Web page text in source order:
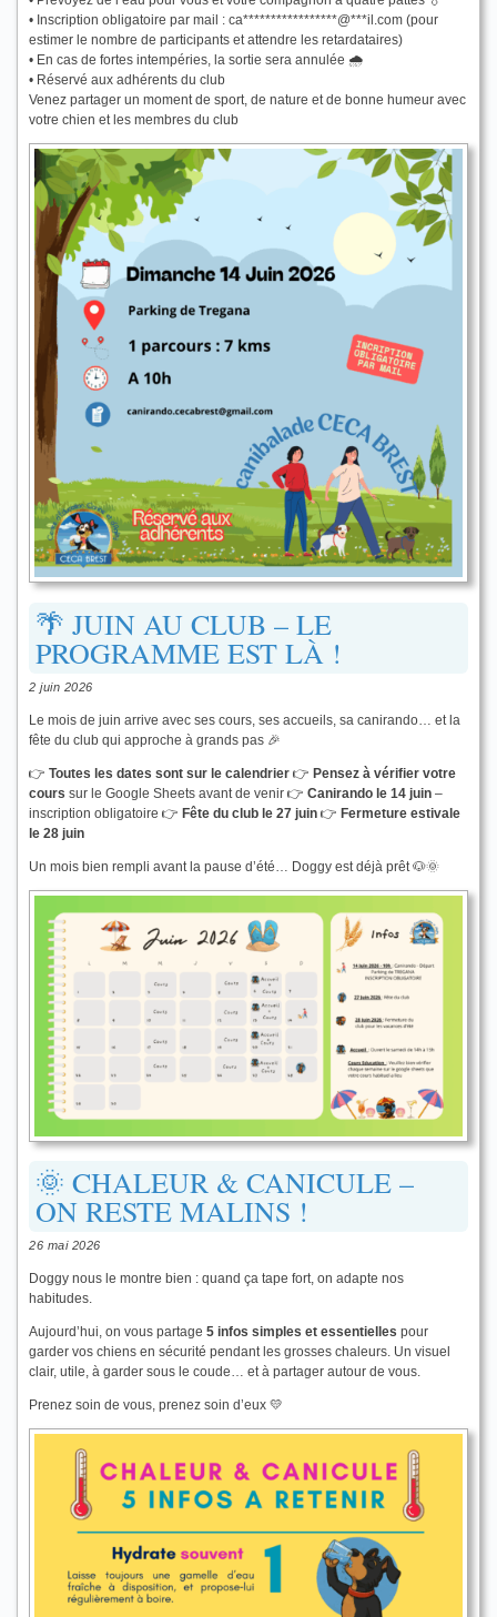
• Inscription obligatoire par mail : ca*****************@***il.com (pour
estimer le nombre de participants et attendre les retardataires)
• En cas de fortes intempéries, la sortie sera annulée 🌧️
• Réservé aux adhérents du club
Venez partager un moment de sport, de nature et de bonne humeur avec
votre chien et les membres du club
🌴 JUIN AU CLUB – LE
PROGRAMME EST LÀ !
2 juin 2026
Le mois de juin arrive avec ses cours, ses accueils, sa canirando… et la
fête du club qui approche à grands pas 🎉
👉 Toutes les dates sont sur le calendrier 👉 Pensez à vérifier votre
cours sur le Google Sheets avant de venir 👉 Canirando le 14 juin –
inscription obligatoire 👉 Fête du club le 27 juin 👉 Fermeture estivale
le 28 juin
Un mois bien rempli avant la pause d’été… Doggy est déjà prêt 🐶🌞
🌞 CHALEUR & CANICULE –
ON RESTE MALINS !
26 mai 2026
Doggy nous le montre bien : quand ça tape fort, on adapte nos
habitudes.
Aujourd’hui, on vous partage 5 infos simples et essentielles pour
garder vos chiens en sécurité pendant les grosses chaleurs. Un visuel
clair, utile, à garder sous le coude… et à partager autour de vous.
Prenez soin de vous, prenez soin d’eux 💛